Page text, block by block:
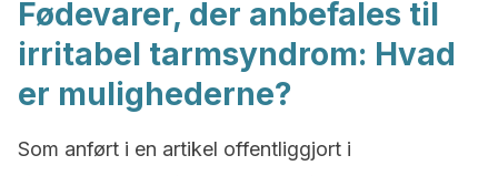
Fødevarer, der anbefales til
irritabel tarmsyndrom: Hvad
er mulighederne?
Som anført i en artikel offentliggjort i